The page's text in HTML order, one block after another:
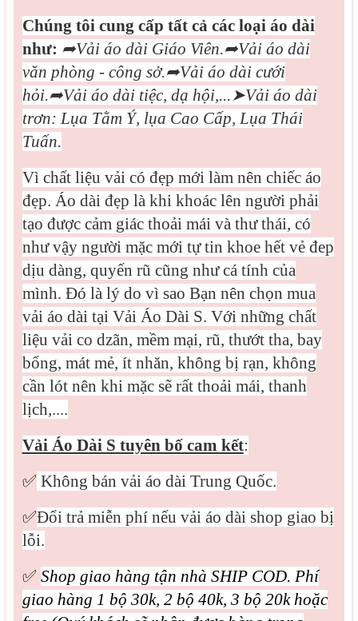
Chúng tôi cung cấp tất cả các loại áo dài
như: ➦Vải áo dài Giáo Viên.➦Vải áo dài
văn phòng - công sở.➦Vải áo dài cưới
hỏi.➦Vải áo dài tiệc, dạ hội,...➤Vải áo dài
trơn: Lụa Tằm Ý, lụa Cao Cấp, Lụa Thái
Tuấn.
Vì chất liệu vải có đẹp mới làm nên chiếc áo
đẹp. Áo dài đẹp là khi khoác lên người phải
tạo được cảm giác thoải mái và thư thái, có
như vậy người mặc mới tự tin khoe hết vẻ đep
dịu dàng, quyến rũ cũng như cá tính của
mình. Đó là lý do vì sao Bạn nên chọn mua
vải áo dài tại Vải Áo Dài S. Với những chất
liệu vải co dzãn, mềm mại, rũ, thướt tha, bay
bổng, mát mẻ, ít nhăn, không bị rạn, không
cần lót nên khi mặc sẽ rất thoải mái, thanh
lịch,....
Vải Áo Dài S tuyên bố cam kết:
✅ Không bán vải áo dài Trung Quốc.
✅Đổi trả miễn phí nếu vải áo dài shop giao bị
lỗi.
✅ Shop giao hàng tận nhà SHIP COD. Phí
giao hàng 1 bộ 30k, 2 bộ 40k, 3 bộ 20k hoặc